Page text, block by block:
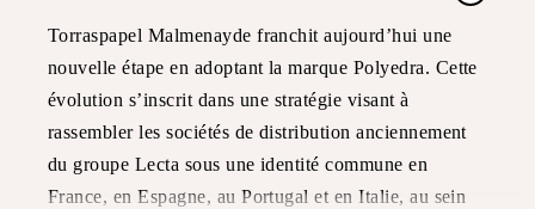
Torraspapel Malmenayde franchit aujourd’hui une
nouvelle étape en adoptant la marque Polyedra. Cette
évolution s’inscrit dans une stratégie visant à
rassembler lessociétés de distribution anciennement
du groupe Lecta sous une identité commune en
France, enEspagne, au Portugal et en Italie, au sein